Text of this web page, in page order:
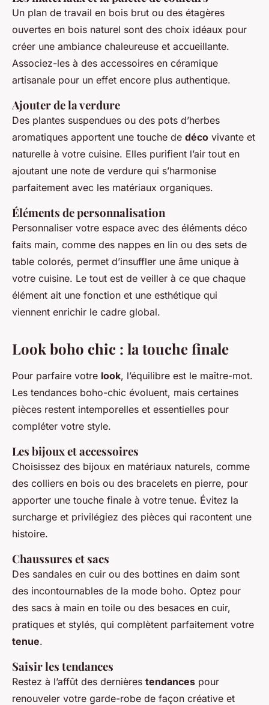
Un plan de travail en bois brut ou des étagères
ouvertes en bois naturel sont des choix idéaux pour
créer une ambiance chaleureuse et accueillante.
Associez-les à des accessoires en céramique
artisanale pour un effet encore plus authentique.
Ajouter de la verdure
Des plantes suspendues ou des pots d’herbes
aromatiques apportent une touche de déco vivante et
naturelle à votre cuisine. Elles purifient l’air tout en
ajoutant une note de verdure qui s’harmonise
parfaitement avec les matériaux organiques.
Éléments de personnalisation
Personnaliser votre espace avec des éléments déco
faits main, comme des nappes en lin ou des sets de
table colorés, permet d’insuffler une âme unique à
votre cuisine. Le tout est de veiller à ce que chaque
élément ait une fonction et une esthétique qui
viennent enrichir le cadre global.
Look boho chic : la touche finale
Pour parfaire votre look, l’équilibre est le maître-mot.
Les tendances boho-chic évoluent, mais certaines
pièces restent intemporelles et essentielles pour
compléter votre style.
Les bijoux et accessoires
Choisissez des bijoux en matériaux naturels, comme
des colliers en bois ou des bracelets en pierre, pour
apporter une touche finale à votre tenue. Évitez la
surcharge et privilégiez des pièces qui racontent une
histoire.
Chaussures et sacs
Des sandales en cuir ou des bottines en daim sont
des incontournables de la mode boho. Optez pour
des sacs à main en toile ou des besaces en cuir,
pratiques et stylés, qui complètent parfaitement votre
tenue.
Saisir les tendances
Restez à l’affût des dernières tendances pour
renouveler votre garde-robe de façon créative et